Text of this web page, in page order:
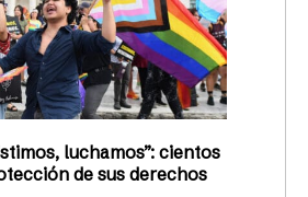
luchamos”: cientos
de sus derechos